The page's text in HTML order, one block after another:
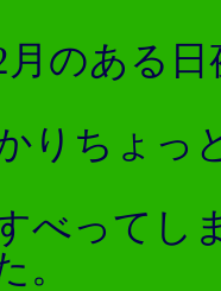
のある
りちょっ
べってし
。